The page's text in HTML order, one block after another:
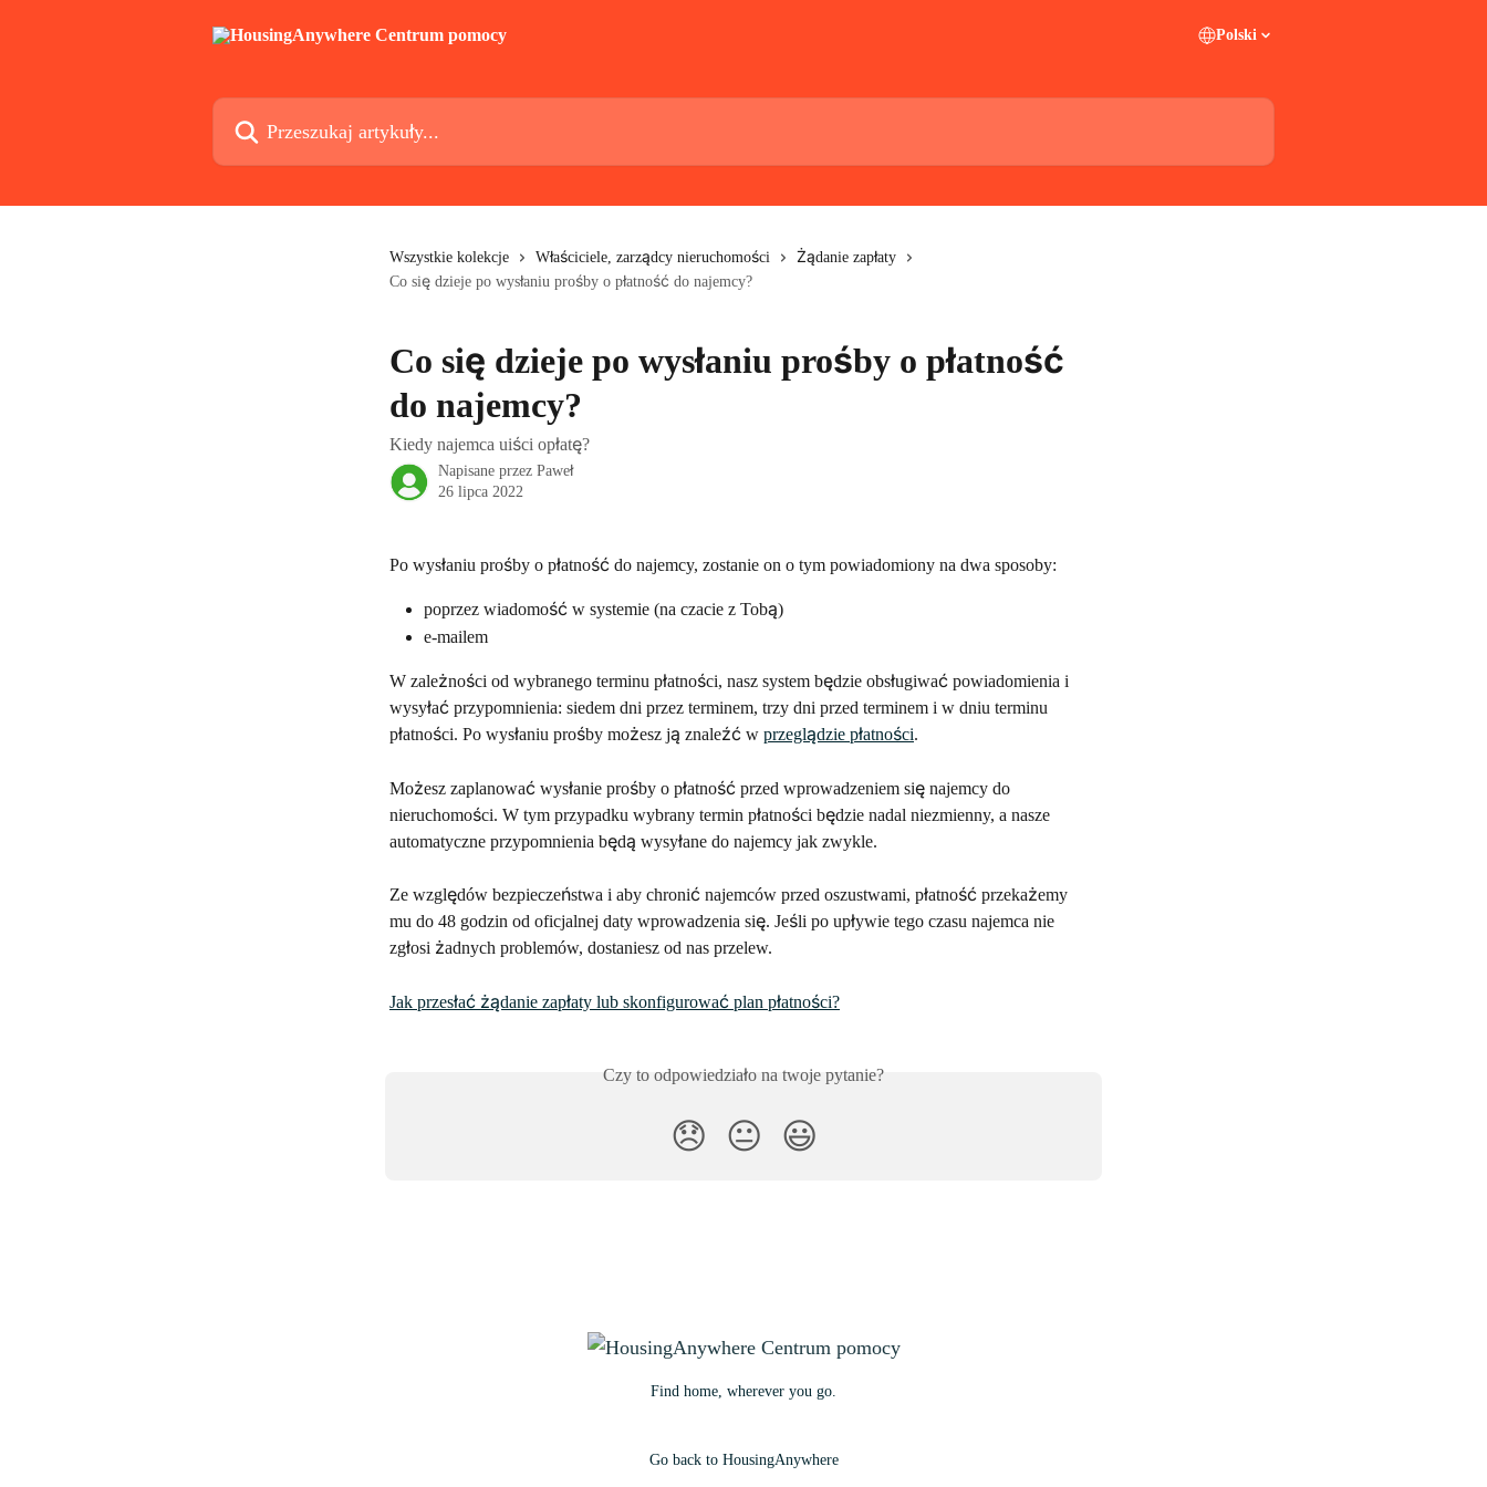
Polski
Przeszukaj artykuły...
Wszystkie kolekcje Właściciele, zarządcy nieruchomości
Żądanie zapłaty
Co się dzieje po wysłaniu prośby o płatność do najemcy?
Co się dzieje po wysłaniu prośby o płatność
do najemcy?
Kiedy najemca uiści opłatę?
Napisane przez Paweł
26 lipca 2022
Po wysłaniu prośby o płatność do najemcy, zostanie on o tym powiadomiony na dwa sposoby:
poprzez wiadomość w systemie (na czacie z Tobą)
e-mailem
W zależności od wybranego terminu płatności, nasz system będzie obsługiwać powiadomienia i
wysyłać przypomnienia: siedem dni przez terminem, trzy dni przed terminem i w dniu terminu
płatności. Po wysłaniu prośby możesz ją znaleźć w przeglądzie płatności.
Możesz zaplanować wysłanie prośby o płatność przed wprowadzeniem się najemcy do
nieruchomości. W tym przypadku wybrany termin płatności będzie nadal niezmienny, a nasze
automatyczne przypomnienia będą wysyłane do najemcy jak zwykle.
Ze względów bezpieczeństwa i aby chronić najemców przed oszustwami, płatność przekażemy
mu do 48 godzin od oficjalnej daty wprowadzenia się. Jeśli po upływie tego czasu najemca nie
zgłosi żadnych problemów, dostaniesz od nas przelew.
Jak przesłać żądanie zapłaty lub skonfigurować plan płatności?
Czy to odpowiedziało na twoje pytanie?
😞 😐 😃
Find home, wherever you go.
Go back to HousingAnywhere